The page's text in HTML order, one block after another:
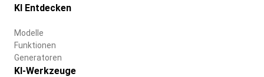
KI Entdecken
Modelle
Funktionen
Generatoren
KI-Werkzeuge